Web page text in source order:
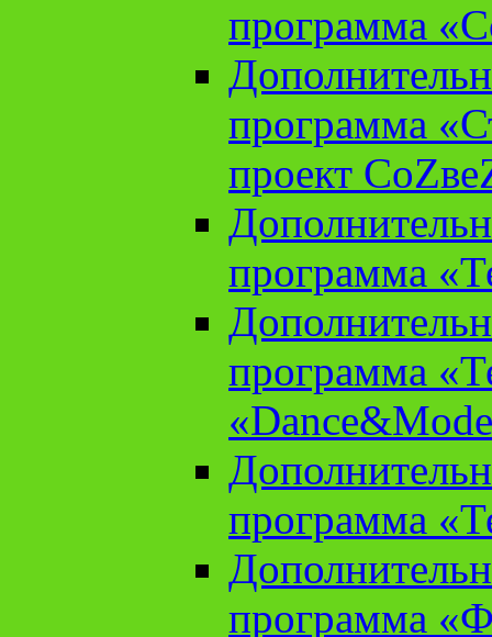
программа
программа
проект
программа
программа
программа
программа